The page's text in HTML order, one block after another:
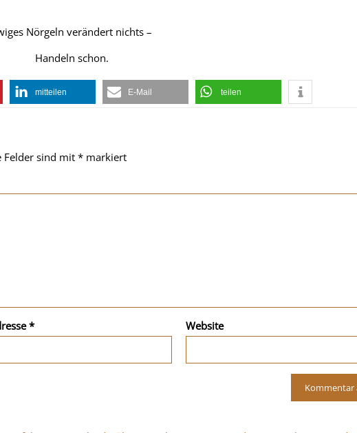
Nörgeln verändert nichts –
Handeln schon.
mitteilen E-Mail teilen
Felder sind mit* markiert
* Website